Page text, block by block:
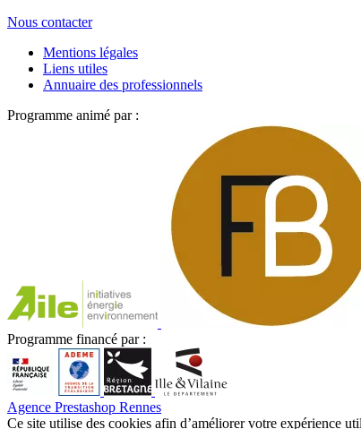
Nous contacter
Mentions légales
Liens utiles
Annuaire des professionnels
Programme animé par :
Programme financé par :
Agence Prestashop Rennes
Ce site utilise des cookies afin d’améliorer votre expérience